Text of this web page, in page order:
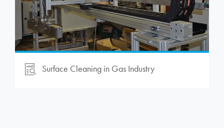
Surface Cleaning in Gas Industry